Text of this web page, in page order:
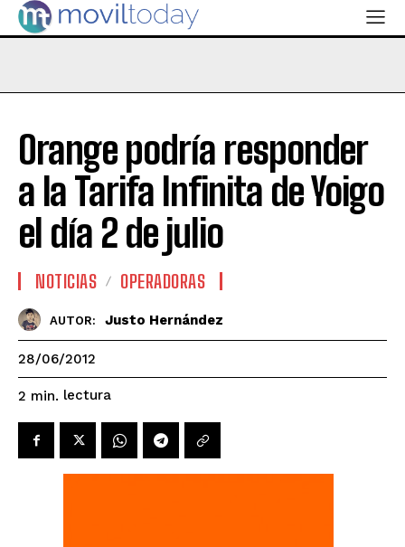
Orange podría responder
a la Tarifa Infinita de Yoigo
el día 2 de julio
NOTICIAS OPERADORAS
AUTOR: Justo Hernández
28/06/2012
2 min. lectura